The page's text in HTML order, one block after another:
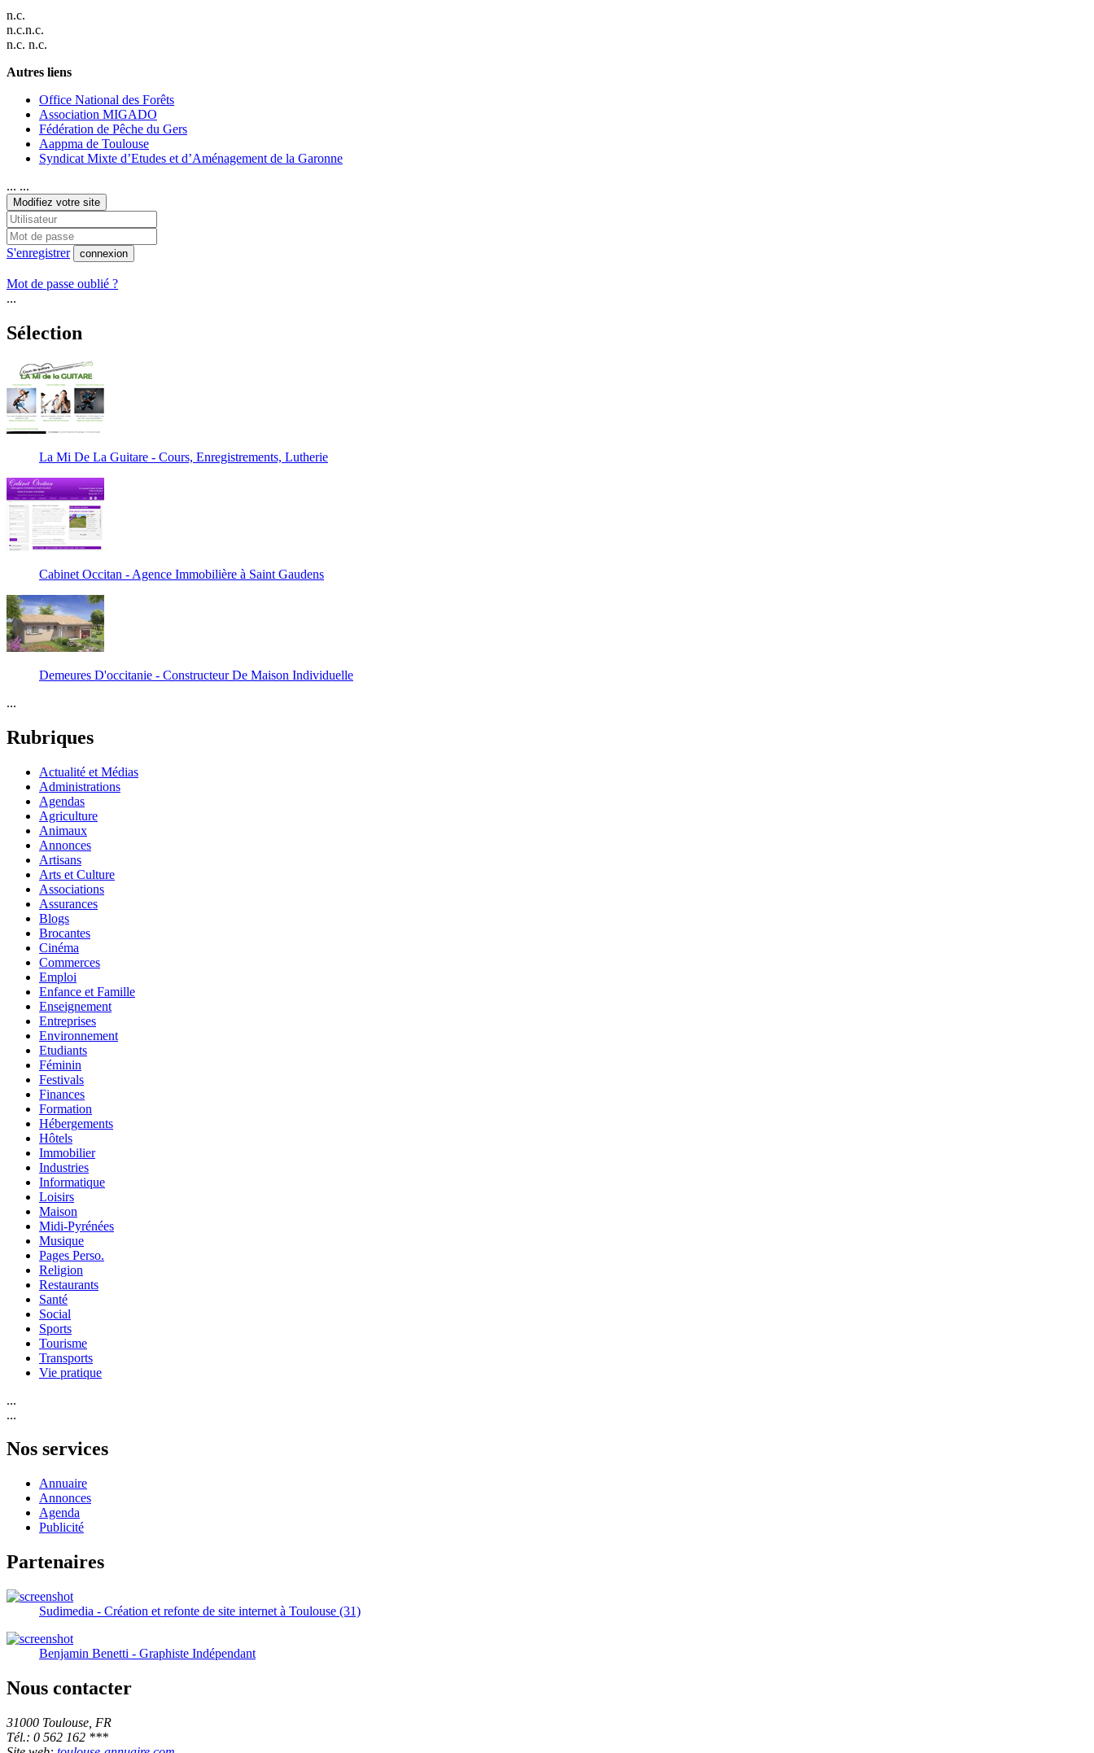
n.c.
n.c.n.c.
n.c. n.c.
Autres liens
Office National des Forêts
Association MIGADO
Fédération de Pêche du Gers
Aappma de Toulouse
Syndicat Mixte d’Etudes et d’Aménagement de la Garonne
... ...
Modifiez votre site
S'enregistrer connexion
Mot de passe oublié ?
...
Sélection
La Mi De La Guitare - Cours, Enregistrements, Lutherie
Cabinet Occitan - Agence Immobilière à Saint Gaudens
Demeures D'occitanie - Constructeur De Maison Individuelle
...
Rubriques
Actualité et Médias
Administrations
Agendas
Agriculture
Animaux
Annonces
Artisans
Arts et Culture
Associations
Assurances
Blogs
Brocantes
Cinéma
Commerces
Emploi
Enfance et Famille
Enseignement
Entreprises
Environnement
Etudiants
Féminin
Festivals
Finances
Formation
Hébergements
Hôtels
Immobilier
Industries
Informatique
Loisirs
Maison
Midi-Pyrénées
Musique
Pages Perso.
Religion
Restaurants
Santé
Social
Sports
Tourisme
Transports
Vie pratique
...
...
Nos services
Annuaire
Annonces
Agenda
Publicité
Partenaires
Sudimedia - Création et refonte de site internet à Toulouse (31)
Benjamin Benetti - Graphiste Indépendant
Nous contacter
31000 Toulouse, FR
Tél.: 0 562 162 ***